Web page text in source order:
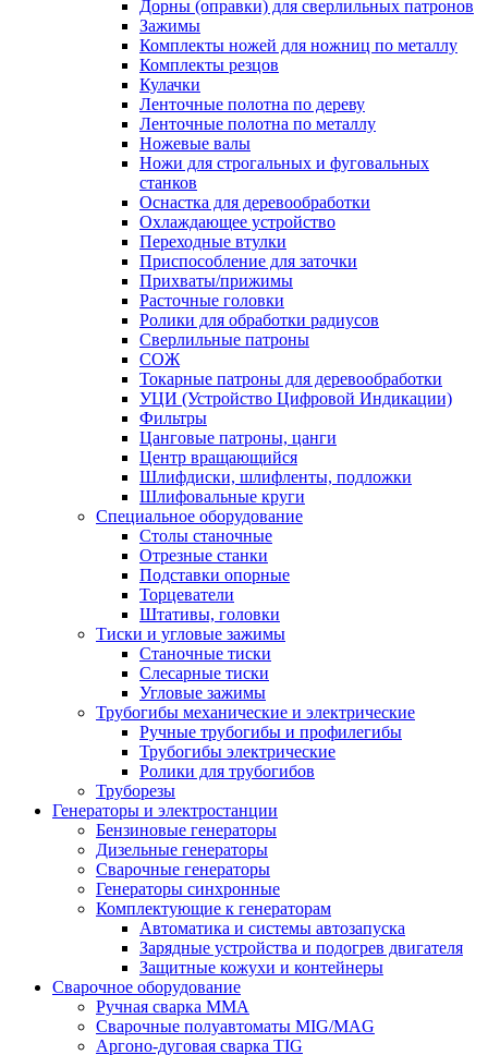
Дорны (оправки) для сверлильных патронов
Зажимы
Комплекты ножей для ножниц по металлу
Комплекты резцов
Кулачки
Ленточные полотна по дереву
Ленточные полотна по металлу
Ножевые валы
Ножи для строгальных и фуговальных
станков
Оснастка для деревообработки
Охлаждающее устройство
Переходные втулки
Приспособление для заточки
Прихваты/прижимы
Расточные головки
Ролики для обработки радиусов
Сверлильные патроны
СОЖ
Токарные патроны для деревообработки
УЦИ (Устройство Цифровой Индикации)
Фильтры
Цанговые патроны, цанги
Центр вращающийся
Шлифдиски, шлифленты, подложки
Шлифовальные круги
Специальное оборудование
Столы станочные
Отрезные станки
Подставки опорные
Торцеватели
Штативы, головки
Тиски и угловые зажимы
Станочные тиски
Слесарные тиски
Угловые зажимы
Трубогибы механические и электрические
Ручные трубогибы и профилегибы
Трубогибы электрические
Ролики для трубогибов
Труборезы
Генераторы и электростанции
Бензиновые генераторы
Дизельные генераторы
Сварочные генераторы
Генераторы синхронные
Комплектующие к генераторам
Автоматика и системы автозапуска
Зарядные устройства и подогрев двигателя
Защитные кожухи и контейнеры
Сварочное оборудование
Ручная сварка MMA
Сварочные полуавтоматы MIG/MAG
Аргоно-дуговая сварка TIG